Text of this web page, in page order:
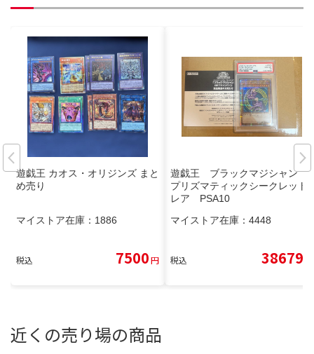
遊戯王 カオス・オリジンズ まと
め売り
マイストア在庫： 1886
税込 7500円
遊戯王 ブラックマジシャン
プリズマティックシークレット
レア PSA10
マイストア在庫： 4448
税込 38679
近くの売り場の商品